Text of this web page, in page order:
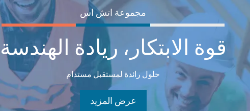
قوة الابتكار، ريادة الهندسة
مجموعة اتش اس
حلول رائدة لمستقبل مستدام
عرض المزيد